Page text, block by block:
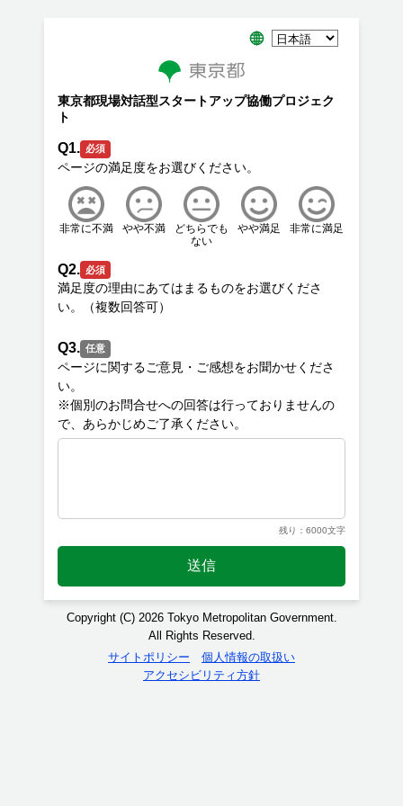
東京都現場対話型スタートアップ協働プロジェク
ト
Q1. 必須
非常に不満 やや不満
どちらでも
ない
やや満足 非常に満足
Q2. 必須
満足度の理由にあてはまるものをお選びくださ
Q3. 任意
ページに関するご意見・ご感想をお聞かせくださ
い。
※個別のお問合せへの回答は行っておりませんの
残り：6000文字
送信
Copyright (C) 2026 Tokyo Metropolitan Government.
All Rights Reserved.
サイトポリシー
個人情報の取扱い
アクセシビリティ方針